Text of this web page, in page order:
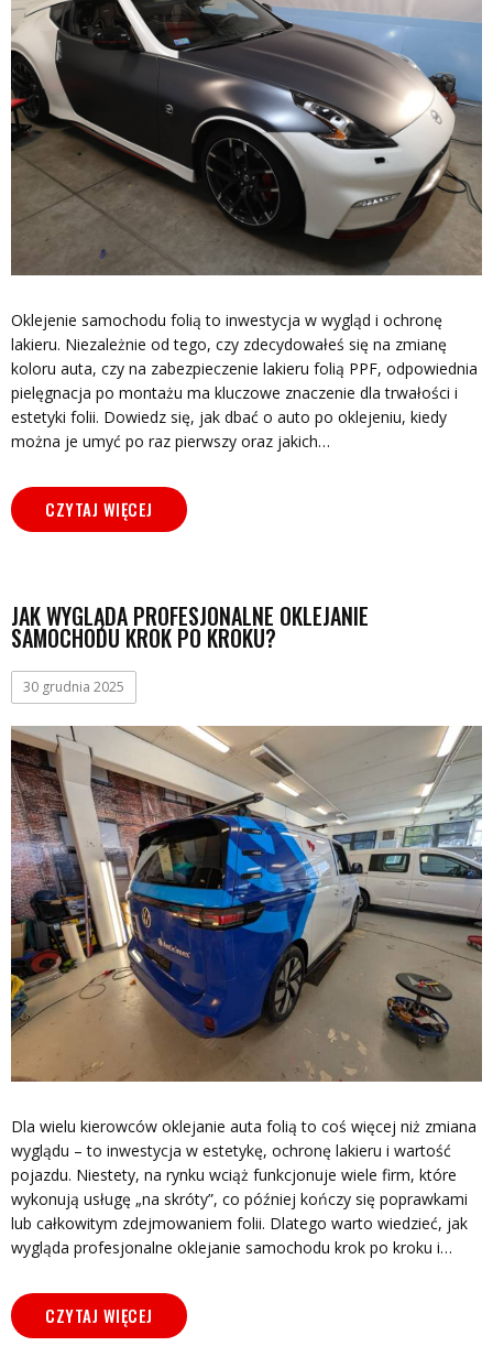
Oklejenie samochodu folią to inwestycja w wygląd i ochronę
lakieru. Niezależnie od tego, czy zdecydowałeś się na zmianę
koloru auta, czy na zabezpieczenie lakieru folią PPF, odpowiednia
pielęgnacja po montażu ma kluczowe znaczenie dla trwałości i
estetyki folii. Dowiedz się, jak dbać o auto po oklejeniu, kiedy
można je umyć po raz pierwszy oraz jakich…
CZYTAJ WIĘCEJ
JAK WYGLĄDA PROFESJONALNE OKLEJANIE
SAMOCHODU KROK PO KROKU?
30 grudnia 2025
Dla wielu kierowców oklejanie auta folią to coś więcej niż zmiana
wyglądu – to inwestycja w estetykę, ochronę lakieru i wartość
pojazdu. Niestety, na rynku wciąż funkcjonuje wiele firm, które
wykonują usługę „na skróty”, co później kończy się poprawkami
lub całkowitym zdejmowaniem folii. Dlatego warto wiedzieć, jak
wygląda profesjonalne oklejanie samochodu krok po kroku i…
CZYTAJ WIĘCEJ